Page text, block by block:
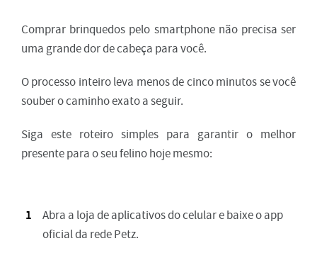
Comprar brinquedos pelo smartphone não precisa ser
uma grande dor de cabeça para você.
O processo inteiro leva menos de cinco minutos se você
souber o caminho exato a seguir.
Siga este roteiro simples para garantir o melhor
presente para o seu felino hoje mesmo:
Abra a loja de aplicativos do celular e baixe o app
oficial da rede Petz.